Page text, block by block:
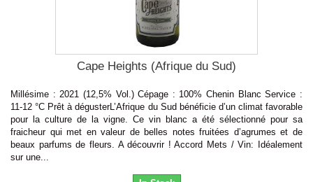
Cape Heights (Afrique du Sud)
Millésime : 2021 (12,5% Vol.) Cépage : 100% Chenin Blanc Service :
11-12 °C Prêt à dégusterL’Afrique du Sud bénéficie d’un climat favorable
pour la culture de la vigne. Ce vin blanc a été sélectionné pour sa
fraicheur qui met en valeur de belles notes fruitées d’agrumes et de
beaux parfums de fleurs. A découvrir ! Accord Mets / Vin: Idéalement
sur une...